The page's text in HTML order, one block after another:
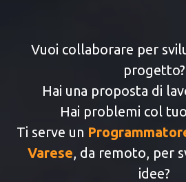
Vuoi collaborare per
progetto?
Hai una proposta di
Hai problemi col
Ti serve un
Varese , da remoto, per
idee?